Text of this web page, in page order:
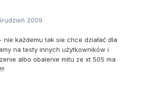
2009
nie każdemu tak sie chce działać dla
na testy innych użytkowników i
albo obalenie mitu ze xt 505 ma